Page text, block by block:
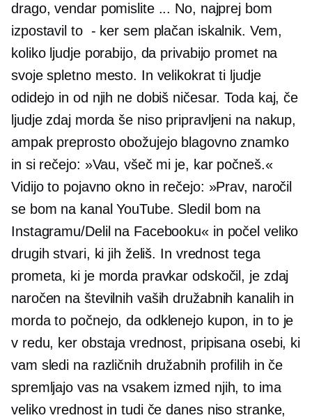
drago, vendar pomislite ... No, najprej bom
izpostavil to - ker sem plačan iskalnik. Vem,
koliko ljudje porabijo, da privabijo promet na
svoje spletno mesto. In velikokrat ti ljudje
odidejo in od njih ne dobiš ničesar. Toda kaj, če
ljudje zdaj morda še niso pripravljeni na nakup,
ampak preprosto obožujejo blagovno znamko
in si rečejo: »Vau, všeč mi je, kar počneš.«
Vidijo to pojavno okno in rečejo: »Prav, naročil
se bom na kanal YouTube. Sledil bom na
Instagramu/Delil na Facebooku« in počel veliko
drugih stvari, ki jih želiš. In vrednost tega
prometa, ki je morda pravkar odskočil, je zdaj
naročen na številnih vaših družabnih kanalih in
morda to počnejo, da odklenejo kupon, in to je
v redu, ker obstaja vrednost, pripisana osebi, ki
vam sledi na različnih družabnih profilih in če
spremljajo vas na vsakem izmed njih, to ima
veliko vrednost in tudi če danes niso stranke,